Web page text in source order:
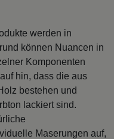
werden in
können Nuancen in
Komponenten
hin, dass die aus
bestehen und
lackiert sind.
Maserungen auf,